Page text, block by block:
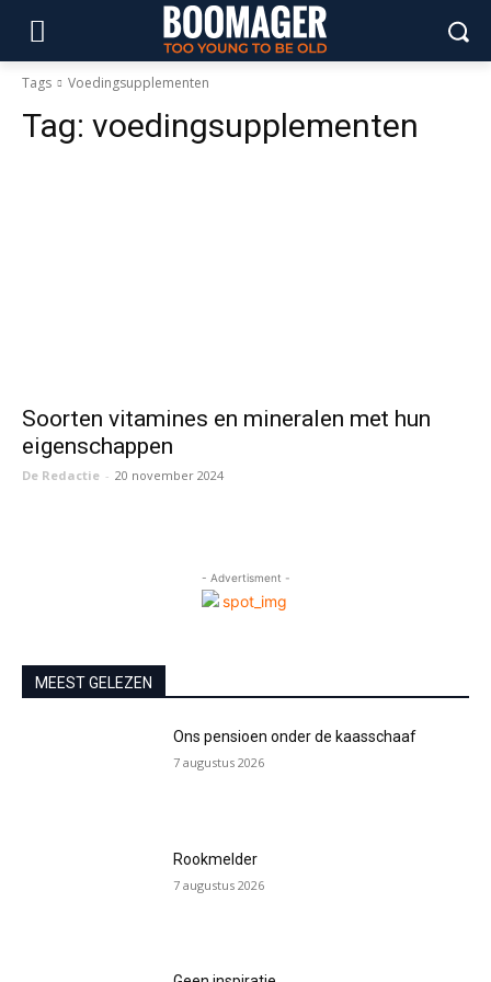
Tags Voedingsupplementen
Tag: voedingsupplementen
Soorten vitamines en mineralen met hun
eigenschappen
De Redactie - 20 november 2024
- Advertisment -
MEEST GELEZEN
Ons pensioen onder de kaasschaaf
7 augustus 2026
Rookmelder
7 augustus 2026